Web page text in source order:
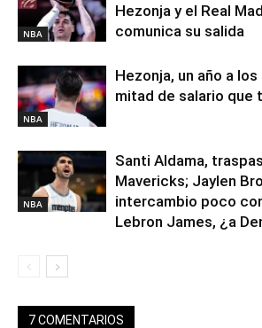
NBA
Hezonja y el Real
comunica su salida
NBA
Hezonja, un año a
mitad de salario que
NBA
Santi Aldama,
Mavericks; Jaylen
intercambio poco
Lebron James, ¿a
7 COMENTARIOS